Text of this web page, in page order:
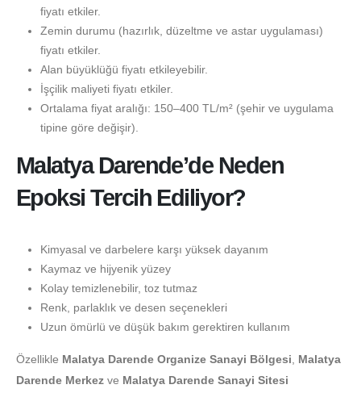
fiyatı etkiler.
Zemin durumu (hazırlık, düzeltme ve astar uygulaması)
fiyatı etkiler.
Alan büyüklüğü fiyatı etkileyebilir.
İşçilik maliyeti fiyatı etkiler.
Ortalama fiyat aralığı: 150–400 TL/m² (şehir ve uygulama
tipine göre değişir).
Malatya Darende’de Neden
Epoksi Tercih Ediliyor?
Kimyasal ve darbelere karşı yüksek dayanım
Kaymaz ve hijyenik yüzey
Kolay temizlenebilir, toz tutmaz
Renk, parlaklık ve desen seçenekleri
Uzun ömürlü ve düşük bakım gerektiren kullanım
Özellikle Malatya Darende Organize Sanayi Bölgesi
Malatya
Darende Merkez ve Malatya Darende Sanayi Sitesi